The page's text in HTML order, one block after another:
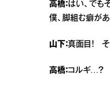
高橋：はい、でも
僕、脚組む癖が
山下：真面目！ そ
高橋：コルギ…？